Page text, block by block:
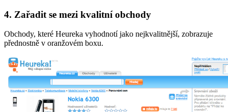
4. Zařadit se mezi kvalitní obchody
Obchody, které Heureka vyhodnotí jako nejkvalitnější, zobrazuje
přednostně v oranžovém boxu.